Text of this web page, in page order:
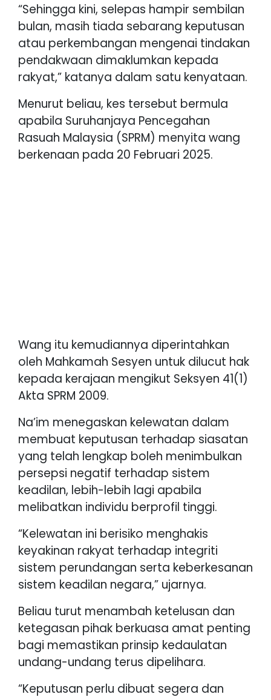
“Sehingga kini, selepas hampir sembilan
bulan, masih tiada sebarang keputusan
atau perkembangan mengenai tindakan
pendakwaan dimaklumkan kepada
rakyat,” katanya dalam satu kenyataan.
Menurut beliau, kes tersebut bermula
apabila Suruhanjaya Pencegahan
Rasuah Malaysia (SPRM) menyita wang
berkenaan pada 20 Februari 2025.
Wang itu kemudiannya diperintahkan
oleh Mahkamah Sesyen untuk dilucut hak
kepada kerajaan mengikut Seksyen 41(1)
Akta SPRM 2009.
Na’im menegaskan kelewatan dalam
membuat keputusan terhadap siasatan
yang telah lengkap boleh menimbulkan
persepsi negatif terhadap sistem
keadilan, lebih-lebih lagi apabila
melibatkan individu berprofil tinggi.
“Kelewatan ini berisiko menghakis
keyakinan rakyat terhadap integriti
sistem perundangan serta keberkesanan
sistem keadilan negara,” ujarnya.
Beliau turut menambah ketelusan dan
ketegasan pihak berkuasa amat penting
bagi memastikan prinsip kedaulatan
undang-undang terus dipelihara.
“Keputusan perlu dibuat segera dan